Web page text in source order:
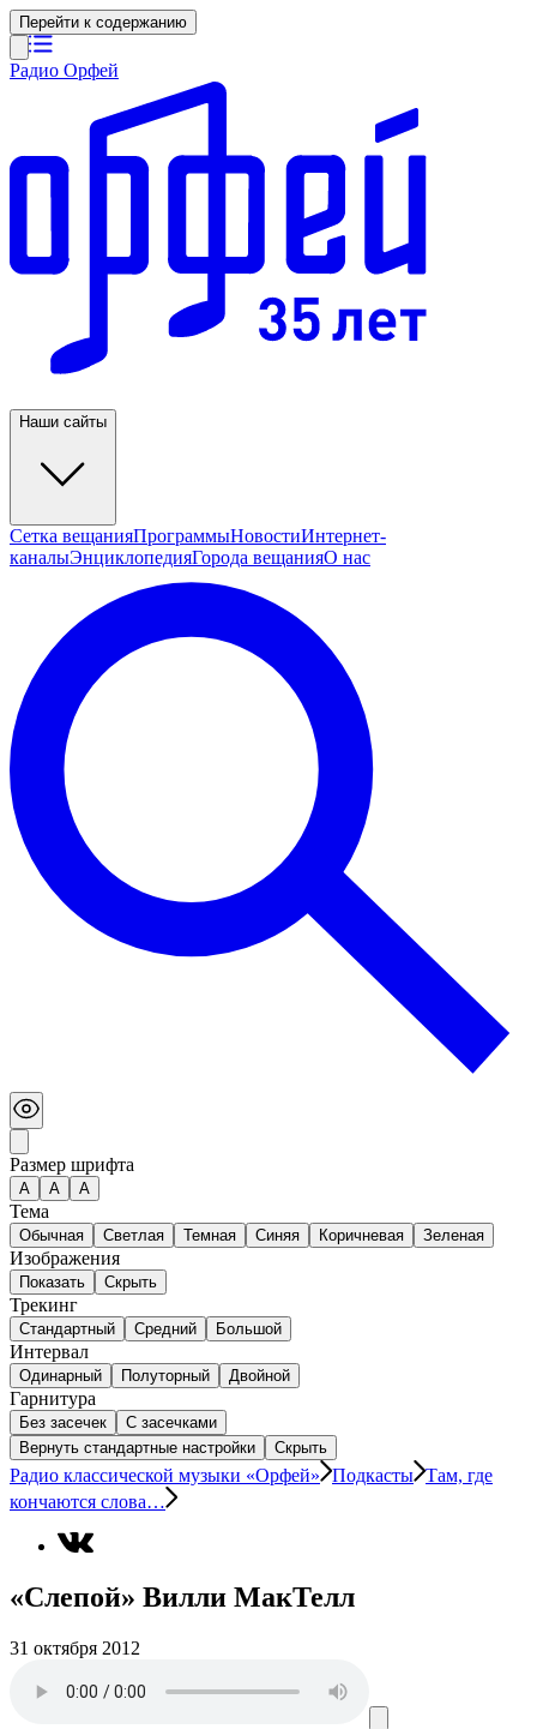
Перейти к содержанию
Радио Орфей
Наши сайты
Сетка вещанияПрограммыНовостиИнтернет-
каналыЭнциклопедияГорода вещанияО нас
Размер шрифта
А A A
Тема
Обычная Светлая Темная Синяя Коричневая Зеленая
Изображения
Показать Скрыть
Трекинг
Стандартный Средний Большой
Интервал
Одинарный Полуторный Двойной
Гарнитура
Без засечек
С засечками
Вернуть стандартные настройки
Скрыть
Радио классической музыки «Орфей» Подкасты Там, где
кончаются слова…
«Слепой» Вилли МакТелл
31 октября 2012